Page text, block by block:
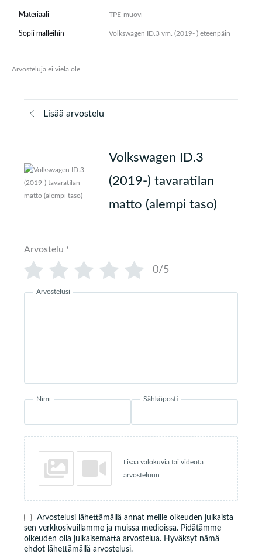
Materiaali TPE-muovi
Sopii malleihin Volkswagen ID.3 vm. (2019- ) eteenpäin
Arvosteluja ei vielä ole
Lisää arvostelu
Volkswagen ID.3
(2019-) tavaratilan
matto (alempi taso)
Arvostelu *
0/5
Arvostelusi
Nimi Sähköposti
Lisää valokuvia tai videota
arvosteluun
Arvostelusi lähettämällä annat meille oikeuden julkaista
sen verkkosivuillamme ja muissa medioissa. Pidätämme
oikeuden olla julkaisematta arvostelua. Hyväksyt nämä
ehdot lähettämällä arvostelusi.